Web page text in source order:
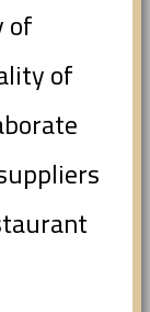
of
of